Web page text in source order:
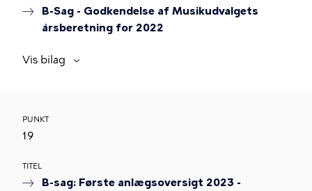
B-Sag - Godkendelse af Musikudvalgets
årsberetning for 2022
Vis bilag
PUNKT
19
TITEL
B-sag: Første anlægsoversigt 2023 -